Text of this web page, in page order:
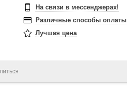
На связи в мессенджерах!
Различные способы оплаты
Лучшая цена